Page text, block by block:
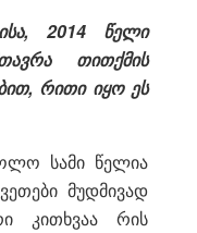
2014 წელი
თითქმის
რითი იყო ეს
სამი წელია
მუდმივად
კითხვაა რის